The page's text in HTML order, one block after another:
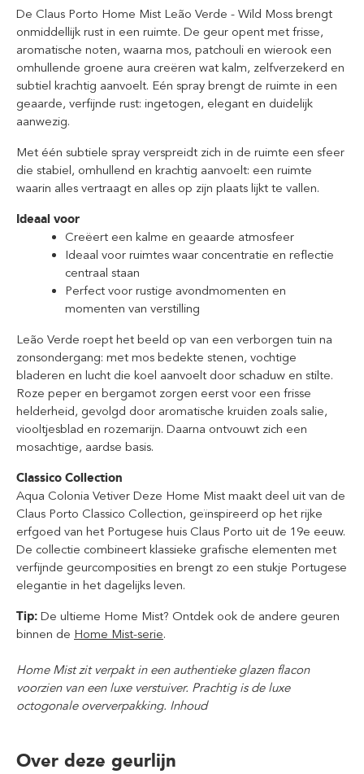
De Claus Porto Home Mist Leão Verde - Wild Moss brengt
onmiddellijk rust in een ruimte. De geur opent met frisse,
aromatische noten, waarna mos, patchouli en wierook een
omhullende groene aura creëren wat kalm, zelfverzekerd en
subtiel krachtig aanvoelt. Eén spray brengt de ruimte in een
geaarde, verfijnde rust: ingetogen, elegant en duidelijk
aanwezig.
Met één subtiele spray verspreidt zich in de ruimte een sfeer
die stabiel, omhullend en krachtig aanvoelt: een ruimte
waarin alles vertraagt en alles op zijn plaats lijkt te vallen.
Ideaal voor
Creëert een kalme en geaarde atmosfeer
Ideaal voor ruimtes waar concentratie en reflectie
centraal staan
Perfect voor rustige avondmomenten en
momenten van verstilling
Leão Verde roept het beeld op van een verborgen tuin na
zonsondergang: met mos bedekte stenen, vochtige
bladeren en lucht die koel aanvoelt door schaduw en stilte.
Roze peper en bergamot zorgen eerst voor een frisse
helderheid, gevolgd door aromatische kruiden zoals salie,
viooltjesblad en rozemarijn. Daarna ontvouwt zich een
mosachtige, aardse basis.
Classico Collection
Aqua Colonia Vetiver Deze Home Mist maakt deel uit van de
Claus Porto Classico Collection, geïnspireerd op het rijke
erfgoed van het Portugese huis Claus Porto uit de 19e eeuw.
De collectie combineert klassieke grafische elementen met
verfijnde geurcomposities en brengt zo een stukje Portugese
elegantie in het dagelijks leven.
Tip: De ultieme Home Mist? Ontdek ook de andere geuren
binnen de Home Mist-serie.
Home Mistzit verpakt in een authentieke glazen flacon
voorzien van een luxe verstuiver. Prachtig is de luxe
octogonale oververpakking. Inhoud
Over deze geurlijn